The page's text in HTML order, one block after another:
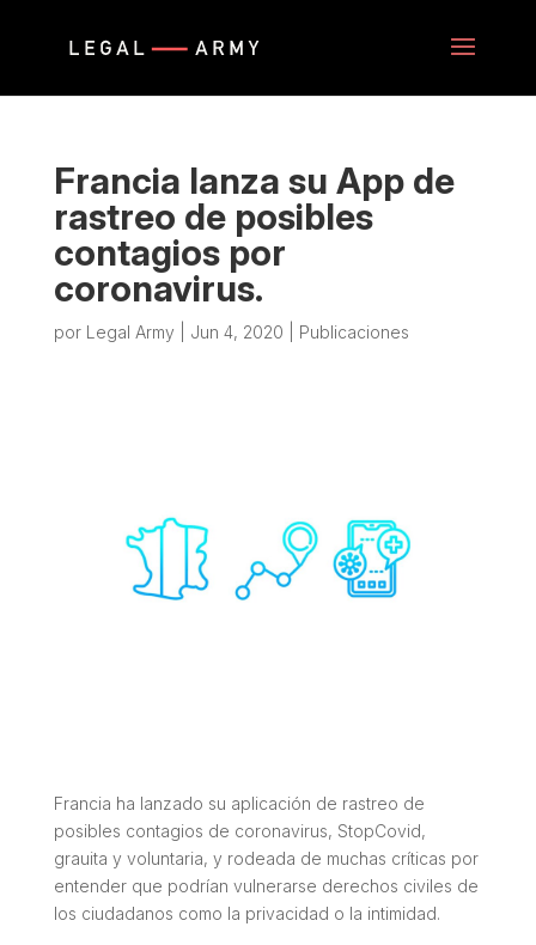
Francia lanza su App de
rastreo de posibles
contagios por
coronavirus.
por Legal Army Jun 4, 2020 Publicaciones
Francia ha lanzado su aplicación de rastreo de
posibles contagios de coronavirus, StopCovid,
grauita y voluntaria, y rodeada de muchas críticas por
entender que podrían vulnerarse derechos civiles de
los ciudadanos como la privacidad o la intimidad.